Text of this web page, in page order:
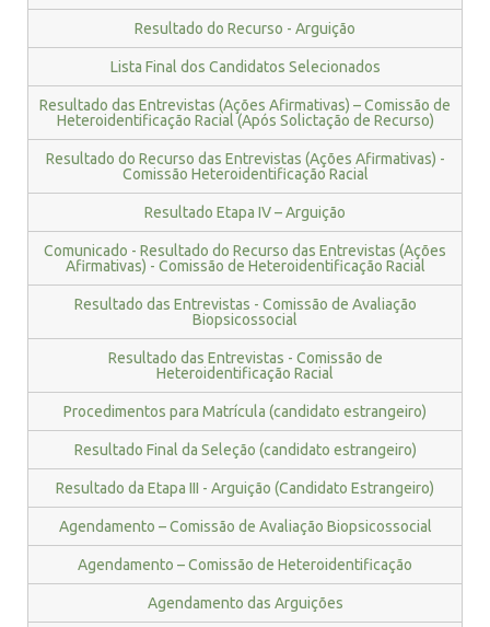
Resultado do Recurso - Arguição
Lista Final dos Candidatos Selecionados
Resultado das Entrevistas (Ações Afirmativas) – Comissão de
Heteroidentificação Racial (Após Solictação de Recurso)
Resultado do Recurso das Entrevistas (Ações Afirmativas) -
Comissão Heteroidentificação Racial
Resultado Etapa IV – Arguição
Comunicado - Resultado do Recurso das Entrevistas (Ações
Afirmativas) - Comissão de Heteroidentificação Racial
Resultado das Entrevistas - Comissão de Avaliação
Biopsicossocial
Resultado das Entrevistas - Comissão de
Heteroidentificação Racial
Procedimentos para Matrícula (candidato estrangeiro)
Resultado Final da Seleção (candidato estrangeiro)
Resultado da Etapa III - Arguição (Candidato Estrangeiro)
Agendamento – Comissão de Avaliação Biopsicossocial
Agendamento – Comissão de Heteroidentificação
Agendamento das Arguições